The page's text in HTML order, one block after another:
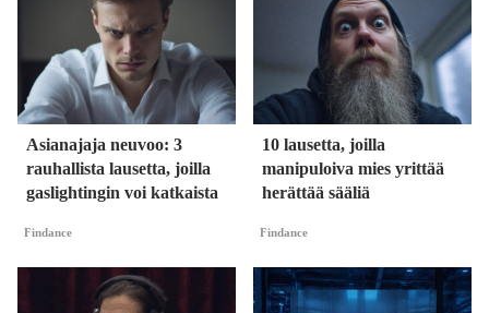
Asianajaja neuvoo: 3
rauhallista lausetta, joilla
gaslightingin voi katkaista
Findance
10 lausetta, joilla
manipuloiva mies yrittää
herättää sääliä
Findance